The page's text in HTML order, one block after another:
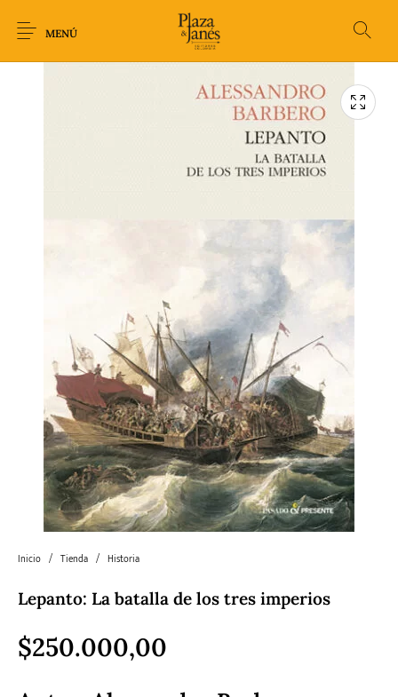
MENÚ
Arte Biografía
Filosofía Gastronomía
Historia Horror
Humor gráfico-
Comic
Literatura infantil
Literatura juvenil
Literatura
universal y Clásicos
Pedagogía Poesía
Política Sagas Salud y Bienestar Sin categorizar
Teatro Varios Young Adult
Inicio / Tienda / Historia
Lepanto: La batalla de los tres imperios
$250.000,00